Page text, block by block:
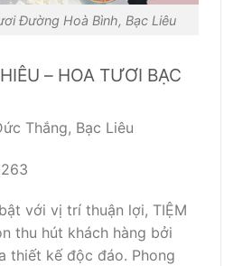
Đường Hoà Bình, Bạc Liêu
– HOA TƯƠI BẠC
Thắng, Bạc Liêu
với vị trí thuận lợi, TIỆM
thu hút khách hàng bởi
thiết kế độc đáo. Phong